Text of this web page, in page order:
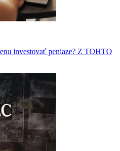
investovať peniaze? Z TOHTO